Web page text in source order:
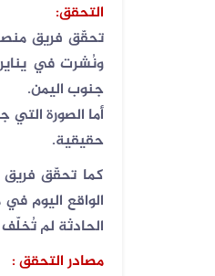
التحقق:
تحقّق فريق
جنوب اليمن.
أما الصورة
حقيقية.
كما تحقّق فريق
الواقع اليوم
الحادثة لم
مصادر التحقق :